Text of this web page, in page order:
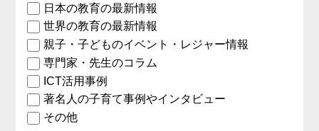
日本の教育の最新情報
世界の教育の最新情報
親子・子どものイベント・レジャー情報
専門家・先生のコラム
ICT活用事例
著名人の子育て事例やインタビュー
その他